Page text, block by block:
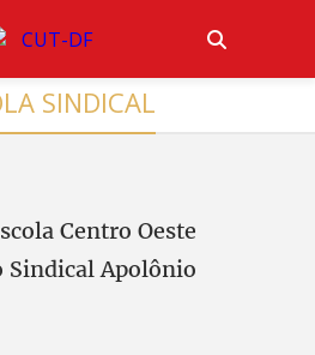
SINDICAL
Centro Oeste
Sindical Apolônio